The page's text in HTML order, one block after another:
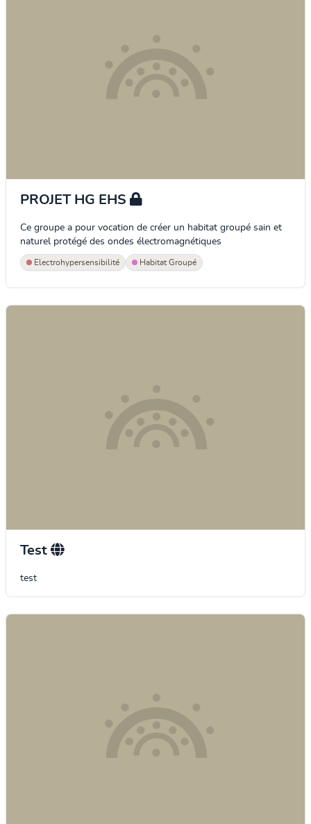
PROJET HG EHS
Ce groupe a pour vocation de créer un habitat groupé sain et
naturel protégé des ondes électromagnétiques
Electrohypersensibilité Habitat Groupé
Test
test